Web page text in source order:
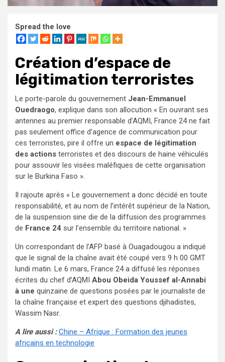
Spread the love
Création d’espace de
légitimation terroristes
Le porte-parole du gouvernement Jean-Emmanuel
Ouedraogo, explique dans son allocution « En ouvrant ses
antennes au premier responsable d’AQMI, France 24 ne fait
pas seulement office d’agence de communication pour
ces terroristes, pire il offre un espace de légitimation
des actions terroristes et des discours de haine véhiculés
pour assouvir les visées maléfiques de cette organisation
sur le Burkina Faso ».
Il rajoute après « Le gouvernement a donc décidé en toute
responsabilité, et au nom de l’intérêt supérieur de la Nation,
de la suspension sine die de la diffusion des programmes
de France 24 sur l’ensemble du territoire national. »
Un correspondant de l’AFP basé à Ouagadougou a indiqué
que le signal de la chaîne avait été coupé vers 9 h 00 GMT
lundi matin. Le 6 mars, France 24 a diffusé les réponses
écrites du chef d’AQMI Abou Obeida Youssef al-Annabi
à une quinzaine de questions posées par le journaliste de
la chaîne française et expert des questions djihadistes,
Wassim Nasr.
A lire aussi :Chine – Afrique : Formation des jeunes
africains en technologie